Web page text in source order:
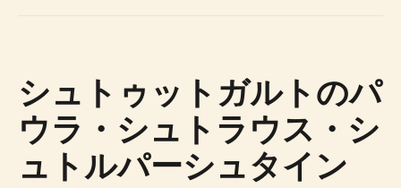
シュトゥットガルトのパ
ウラ・シュトラウス・シ
ュトルパーシュタイン